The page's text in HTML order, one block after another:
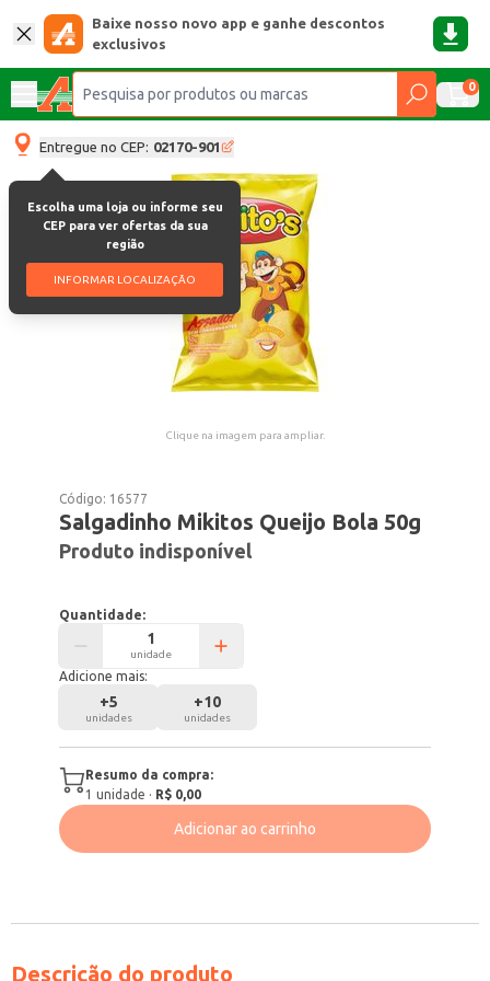
Baixe nosso novo app e ganhe descontos
exclusivos
0
Entregue no CEP: 02170-901
Escolha uma loja ou informe seu
CEP para ver ofertas da sua
região
INFORMAR LOCALIZAÇÃO
Clique na imagem para ampliar.
Código: 16577
Salgadinho Mikitos Queijo Bola 50g
Produto indisponível
Quantidade:
unidade
Adicione mais:
+5
unidades
+10
unidades
Resumo da compra:
1 unidade · R$ 0,00
Adicionar ao carrinho
Descrição do produto